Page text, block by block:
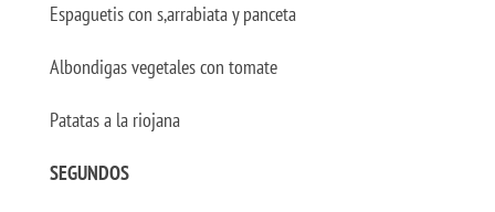
Espaguetis con s,arrabiata y panceta
Albondigas vegetales con tomate
Patatas a la riojana
SEGUNDOS